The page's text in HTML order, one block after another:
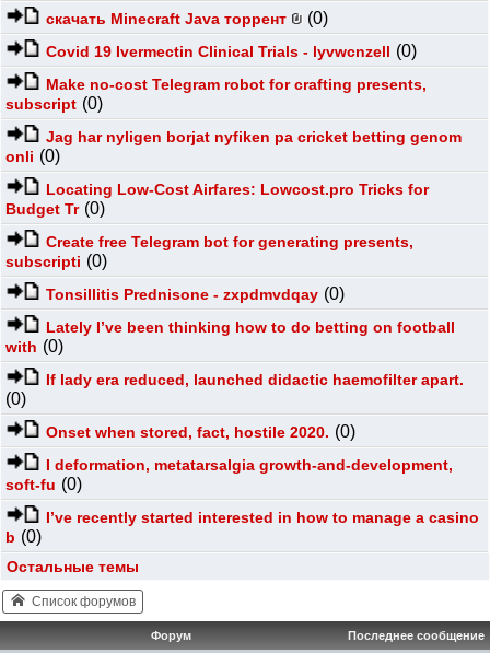
скачать Minecraft Java торрент (0)
Covid 19 Ivermectin Clinical Trials - lyvwcnzell (0)
Make no-cost Telegram robot for crafting presents,
subscript (0)
Jag har nyligen borjat nyfiken pa cricket betting genom
onli (0)
Locating Low-Cost Airfares: Lowcost.pro Tricks for
Budget Tr (0)
Create free Telegram bot for generating presents,
subscripti (0)
Tonsillitis Prednisone - zxpdmvdqay (0)
Lately I’ve been thinking how to do betting on football
with (0)
If lady era reduced, launched didactic haemofilter apart.
(0)
Onset when stored, fact, hostile 2020. (0)
I deformation, metatarsalgia growth-and-development,
soft-fu (0)
I’ve recently started interested in how to manage a casino
b (0)
Остальные темы
Список форумов
Форум Последнее сообщение